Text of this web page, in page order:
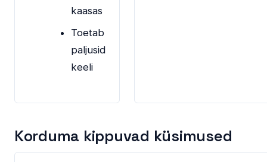
kaasas
Toetab
paljusid
keeli
Korduma kippuvad küsimused